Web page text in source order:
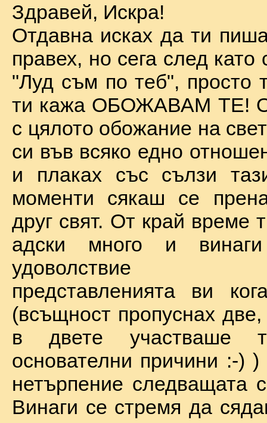
Здравей, Искра!
Отдавна исках да ти
правех, но сега след като
"Луд съм по теб", просто
ти кажа ОБОЖАВАМ ТЕ!
с цялото обожание на
си във всяко едно
и плаках със сълзи
моменти сякаш се
друг свят. От край време
адски много и
удоволствие
представленията ви
(всъщност пропуснах
в двете участваше
основателни причини :-)
нетърпение следващата
Винаги се стремя да